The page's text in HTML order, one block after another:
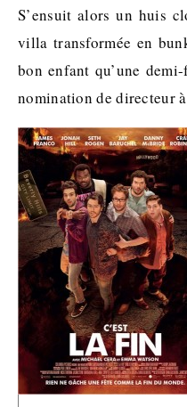
S’ensuit alors un huis
villa transformée en
bon enfant qu’une
nomination de directeur